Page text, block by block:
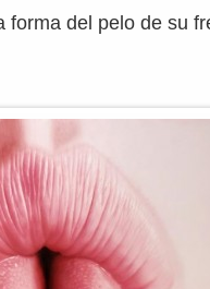
forma del pelo de su